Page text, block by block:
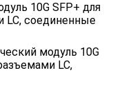
10G SFP+ для
LC, соединенные
модуль 10G
LC,